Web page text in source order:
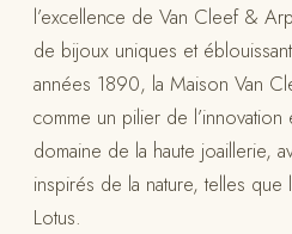
l’excellence de Van Cleef &
de bijoux uniques et
années 1890, la Maison Van
comme un pilier de
domaine de la haute joaillerie,
inspirés de la nature, telles
Lotus.